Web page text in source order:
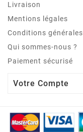
Livraison
Mentions légales
Conditions générales
Qui sommes-nous ?
Paiement sécurisé
Votre Compte